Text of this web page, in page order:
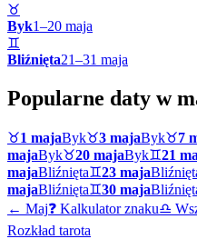
♉
Byk1–20 maja
♊
Bliźnięta21–31 maja
Popularne daty w
♉1 majaByk♉3 majaByk♉7
majaByk♉20 majaByk♊21
majaBliźnięta♊23 maja
majaBliźnięta♊30 maja
← Maj❓ Kalkulator znaku♎
Rozkład tarota